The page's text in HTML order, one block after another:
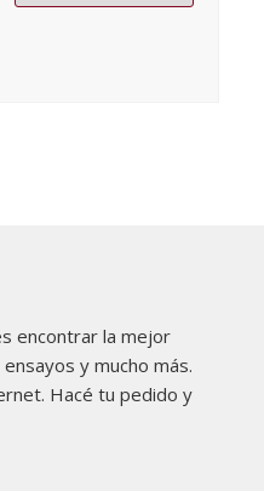
encontrar la mejor
y mucho más.
Hacé tu pedido y